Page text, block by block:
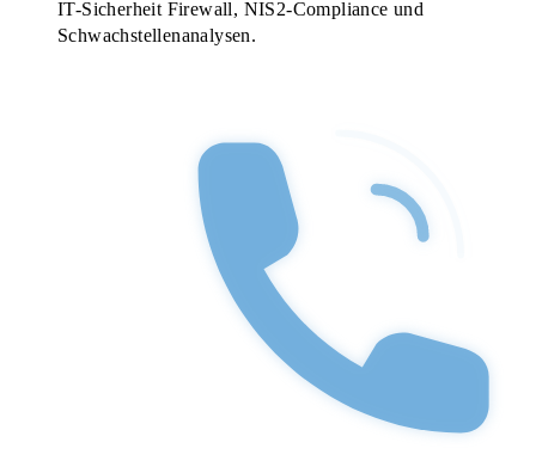
IT-Sicherheit Firewall, NIS2-Compliance und
Schwachstellenanalysen.